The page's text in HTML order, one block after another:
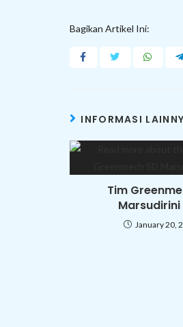
Bagikan Artikel Ini:
INFORMASI
Tim
Marsudirini
January 20,